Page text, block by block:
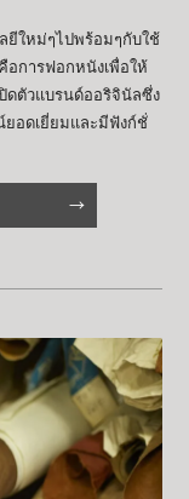
ยีใหม่ๆไปพร้อมๆกับใช้
อการฟอกหนังเพื่อให้
ดตัวแบรนด์ออริจินัลซึ่ง
ยอดเยี่ยมและมีฟังก์ชั่